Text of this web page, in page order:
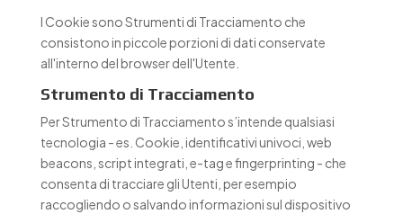
I Cookie sono Strumenti di Tracciamento che
consistono in piccole porzioni di dati conservate
all'interno del browser dell'Utente.
Strumento di Tracciamento
Per Strumento di Tracciamento s’intende qualsiasi
tecnologia - es. Cookie, identificativi univoci, web
beacons, script integrati, e-tag e fingerprinting - che
consenta di tracciare gli Utenti, per esempio
raccogliendo o salvando informazioni sul dispositivo